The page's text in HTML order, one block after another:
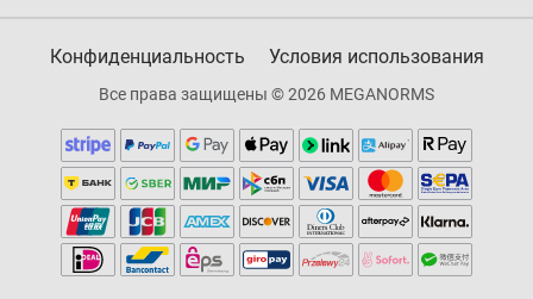
Конфиденциальность Условия использования
Все права защищены © 2026 MEGANORMS